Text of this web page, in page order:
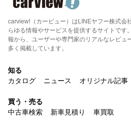
carview!（カービュー）はLINEヤフー株式会
らゆる情報やサービスを提供するサイトです
報から、ユーザーや専門家のリアルなレビュ
多く掲載しています。
知る
カタログ
ニュース オリジナル記事
買う・売る
中古車検索
新車見積り 車買取